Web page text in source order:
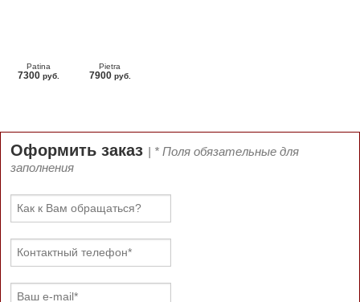
Patina
7300 руб.
Pietra
7900 руб.
Оформить заказ | * Поля обязательные для
заполнения